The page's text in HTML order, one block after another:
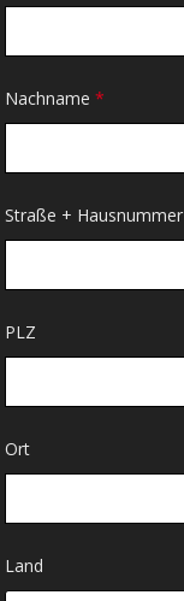
Nachname*
Straße + Hausnummer
PLZ
Ort
Land